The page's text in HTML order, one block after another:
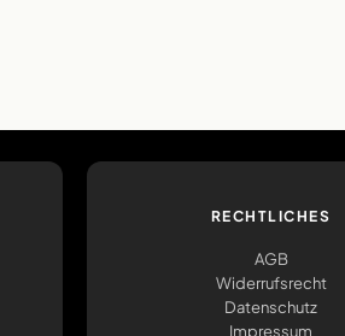
RECHTLICHES
AGB
Widerrufsrecht
Datenschutz
Impressum